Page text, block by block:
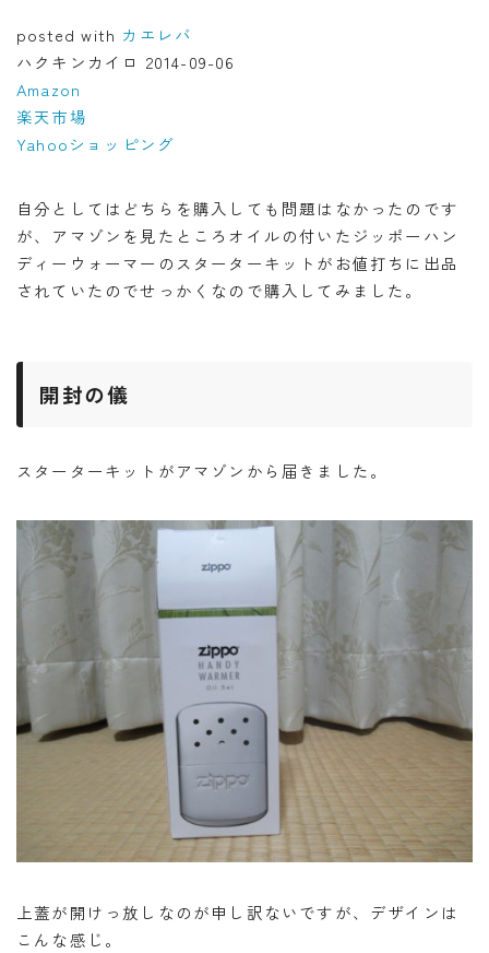
posted with カエレバ
ハクキンカイロ 2014-09-06
Amazon
楽天市場
Yahooショッピング
自分としてはどちらを購入しても問題はなかったのです
が、アマゾンを見たところオイルの付いたジッポーハン
ディーウォーマーのスターターキットがお値打ちに出品
されていたのでせっかくなので購入してみました。
開封の儀
スターターキットがアマゾンから届きました。
上蓋が開けっ放しなのが申し訳ないですが、デザインは
こんな感じ。